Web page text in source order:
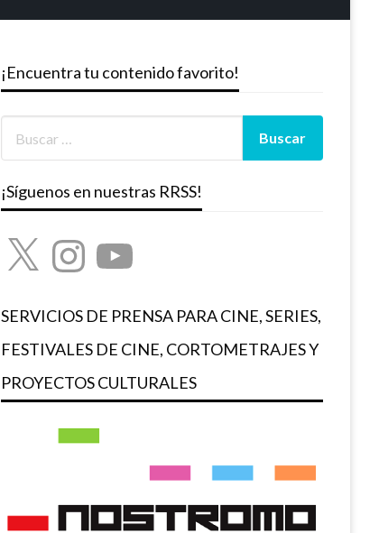
¡Encuentra tu contenido favorito!
¡Síguenos en nuestras RRSS!
X InstagramYouTube
SERVICIOS DE PRENSA PARA CINE, SERIES,
FESTIVALES DE CINE, CORTOMETRAJES Y
PROYECTOS CULTURALES